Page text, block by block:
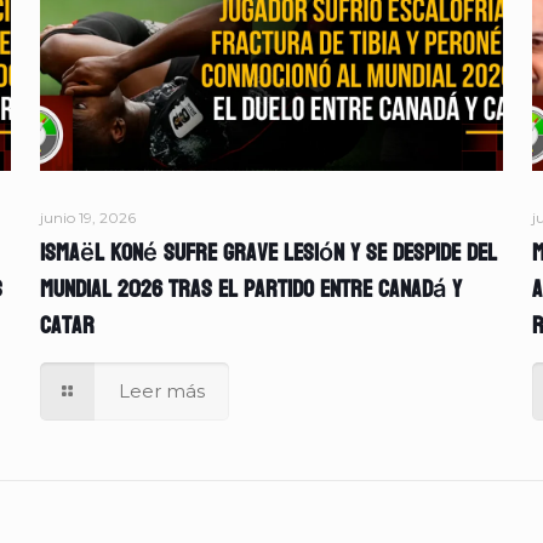
junio 19, 2026
Ismaël Koné sufre grave lesión y se despide del
Mundial 2026 tras el partido entre Canadá y
Catar
Leer más